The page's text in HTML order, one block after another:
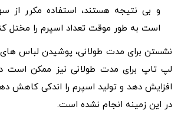
و بی نتیجه هستند، استفاده مکرر از
است به طور موقت تعداد اسپرم را مختل
نشستن برای مدت طولانی، پوشیدن لباس های
لپ تاپ برای مدت طولانی نیز ممکن است
افزایش دهد و تولید اسپرم را اندکی کاهش
در این زمینه انجام نشده است.